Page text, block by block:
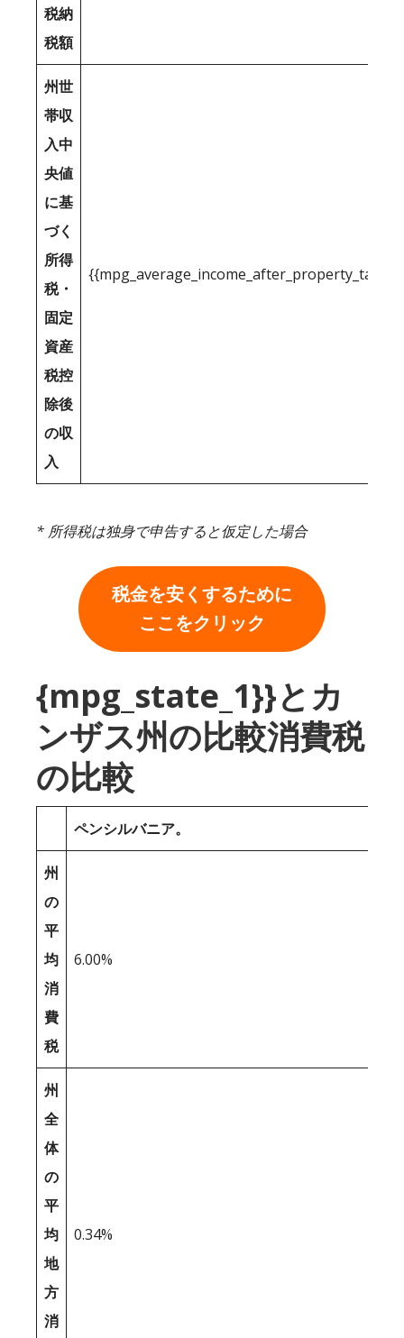
税納
税額
州世
帯収
入中
央値
に基
づく
所得
税・
固定
資産
税控
除後
の収
入
* 所得税は独身で申告すると仮定した場合
税金を安くするために
ここをクリック
{mpg_state_1}}とカ
ンザス州の比較消費税
の比較
ペンシルバニア。
州
の
平
均
消
費
税
6.00%
州
全
体
の
平
均
地
方
消
0.34%